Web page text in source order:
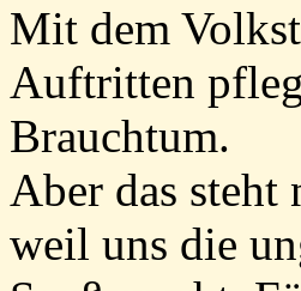
Mit dem
Auftritten
Brauchtum.
Aber das
weil uns die